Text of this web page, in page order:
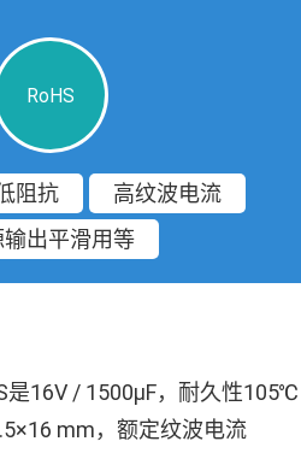
RoHS
阻抗
高纹波电流
输出平滑用等
是16V / 1500µF，耐久性105℃
mm，额定纹波电流